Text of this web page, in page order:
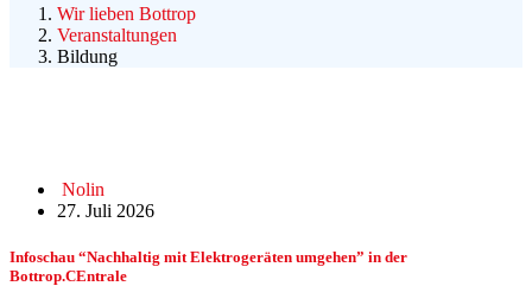
Wir lieben Bottrop
Veranstaltungen
Bildung
Nolin
27. Juli 2026
Infoschau “Nachhaltig mit Elektrogeräten umgehen” in der
Bottrop.CEntrale